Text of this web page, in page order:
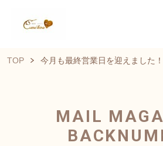
TOP 今月も最終営業日を迎えました！
MAIL